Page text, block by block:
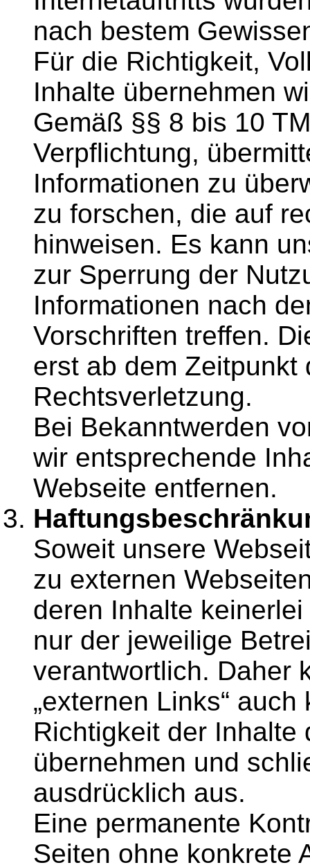
nach bestem
Für die Richtigkeit,
Inhalte übernehmen
Gemäß §§ 8 bis 10
Verpflichtung,
Informationen zu
zu forschen, die auf
hinweisen. Es kann
zur Sperrung der
Informationen nach
Vorschriften treffen.
erst ab dem
Rechtsverletzung.
Bei Bekanntwerden
wir entsprechende
Webseite entfernen.
Soweit unsere
zu externen
deren Inhalte
nur der jeweilige
verantwortlich. Daher
„externen Links“
Richtigkeit der Inhalte
übernehmen und
ausdrücklich aus.
Eine permanente
Seiten ohne konkrete